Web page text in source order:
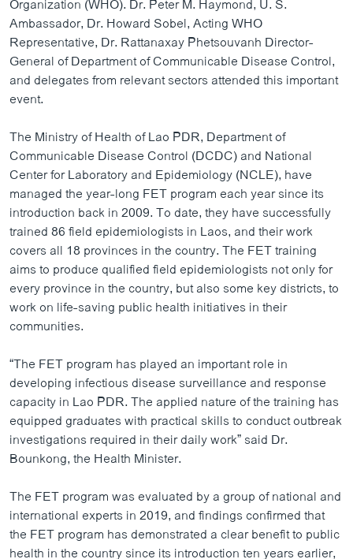
Organization (WHO). Dr. Peter M. Haymond, U. S.
Ambassador, Dr. Howard Sobel, Acting WHO
Representative, Dr. Rattanaxay Phetsouvanh Director-
General of Department of Communicable Disease Control,
and delegates from relevant sectors attended this important
event.
The Ministry of Health of Lao PDR, Department of
Communicable Disease Control (DCDC) and National
Center for Laboratory and Epidemiology (NCLE), have
managed the year-long FET program each year since its
introduction back in 2009. To date, they have successfully
trained 86 field epidemiologists in Laos, and their work
covers all 18 provinces in the country. The FET training
aims to produce qualified field epidemiologists not only for
every province in the country, but also some key districts, to
work on life-saving public health initiatives in their
communities.
“The FET program has played an important role in
developing infectious disease surveillance and response
capacity in Lao PDR. The applied nature of the training has
equipped graduates with practical skills to conduct outbreak
investigations required in their daily work” said Dr.
Bounkong, the Health Minister.
The FET program was evaluated by a group of national and
international experts in 2019, and findings confirmed that
the FET program has demonstrated a clear benefit to public
health in the country since its introduction ten years earlier,